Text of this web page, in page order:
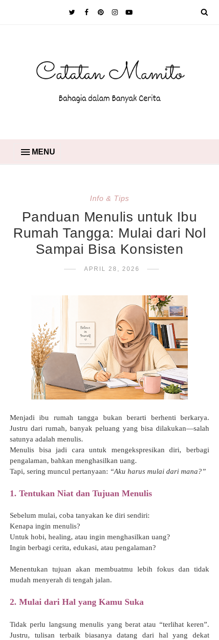
MENU
Info & Tips
Panduan Menulis untuk Ibu
Rumah Tangga: Mulai dari Nol
Sampai Bisa Konsisten
APRIL 28, 2026
Menjadi ibu rumah tangga bukan berarti berhenti berkarya.
Justru dari rumah, banyak peluang yang bisa dilakukan—salah
satunya adalah menulis.
Menulis bisa jadi cara untuk mengekspresikan diri, berbagi
pengalaman, bahkan menghasilkan uang.
Tapi, sering muncul pertanyaan: “Aku harus mulai dari mana?”
1. Tentukan Niat dan Tujuan Menulis
Sebelum mulai, coba tanyakan ke diri sendiri:
Kenapa ingin menulis?
Untuk hobi, healing, atau ingin menghasilkan uang?
Ingin berbagi cerita, edukasi, atau pengalaman?
Menentukan tujuan akan membuatmu lebih fokus dan tidak
mudah menyerah di tengah jalan.
2. Mulai dari Hal yang Kamu Suka
Tidak perlu langsung menulis yang berat atau “terlihat keren”.
Justru, tulisan terbaik biasanya datang dari hal yang dekat